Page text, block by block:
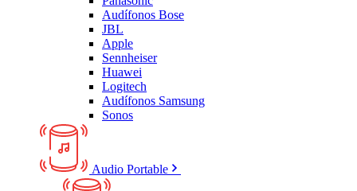
Audífonos Bose
JBL
Apple
Sennheiser
Huawei
Logitech
Audífonos Samsung
Sonos
Audio Portable